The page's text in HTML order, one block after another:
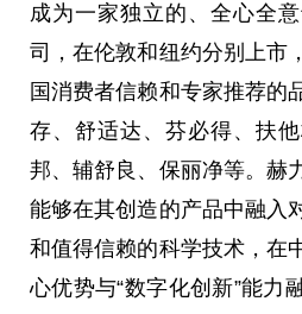
成为一家独立的、全心全
司，在伦敦和纽约分别上市
国消费者信赖和专家推荐的
存、舒适达、芬必得、扶
邦、辅舒良、保丽净等。赫
能够在其创造的产品中融入
和值得信赖的科学技术，在
心优势与“数字化创新”能力